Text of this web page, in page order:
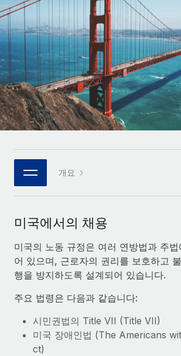
복잡한 고용 업무를 아웃소싱
Remote 통합
HR을 워크플로에 매끄럽게 통합
플랫폼
팀을 위한 통합된 핵심 HR 기능
서비스
전문가 상담
글로벌 인사 및 규정 준수 업무 처리에 전
신원 조사
채용 후보자 심사 프로세스 간소화
Compliance Watchtower
규정 준수 관련 위험에 선제적으로 대응
성장하는 기업을 위한 민첩한 글로벌 HR 및
중견기업
맞춤형 HR 솔루션으로 팀 확장
엔터프라이즈
대기업을 위한 글로벌 HR
전략적 기술 파트너
플랫폼에 글로벌 HR을 유연하게 통합
통합 및 AI 자동화 컨설팅
사례 연구
REMOTE와 함께 배우기
리서치 및 가이드
사례 연구
HR 용어집
체크리스트 및 템플릿
웨비나
이벤트
인사이트 센터
지원받기
블로그
Français
Deutsch
Español
Italiano
Português (Portugal)
한국어
개요
미국에서의 채용
미국의 노동 규정은 여러 연방법과 주
어 있으며, 근로자의 권리를 보호하고
행을 방지하도록 설계되어 있습니다.
주요 법령은 다음과 같습니다:
시민권법의 Title VII (Title VII)
미국 장애인법 (The Americans
ct)